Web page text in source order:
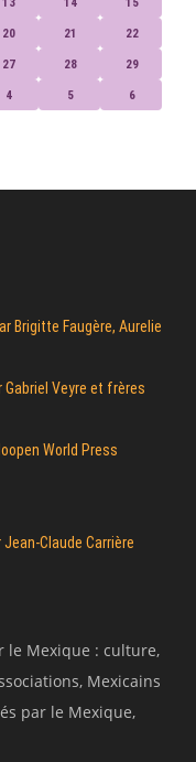
13 14 15
20 21 22
27 28 29
4 5 6
Brigitte Faugère, Aurelie
Veyre et frères
World Press
Claude Carrière
le Mexique : culture,
Mexicains
par le Mexique,